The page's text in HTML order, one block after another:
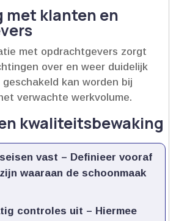
met klanten en
met opdrachtgevers zorgt
over en weer duidelijk
kan worden bij
verwachte werkvolume.​
kwaliteitsbewaking
vast – Definieer vooraf
waaraan de schoonmaak
controles uit – Hiermee